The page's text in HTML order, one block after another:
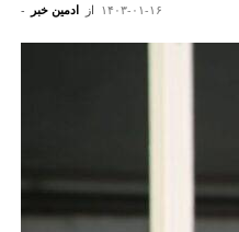
از ادمین خبر - ۱۴۰۳-۰۱-۱۶